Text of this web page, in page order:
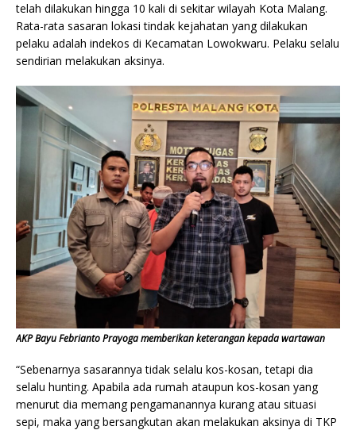
telah dilakukan hingga 10 kali di sekitar wilayah Kota Malang.
Rata-rata sasaran lokasi tindak kejahatan yang dilakukan
pelaku adalah indekos di Kecamatan Lowokwaru. Pelaku selalu
sendirian melakukan aksinya.
AKP Bayu Febrianto Prayoga memberikan keterangan kepada wartawan
“Sebenarnya sasarannya tidak selalu kos-kosan, tetapi dia
selalu hunting. Apabila ada rumah ataupun kos-kosan yang
menurut dia memang pengamanannya kurang atau situasi
sepi, maka yang bersangkutan akan melakukan aksinya di TKP